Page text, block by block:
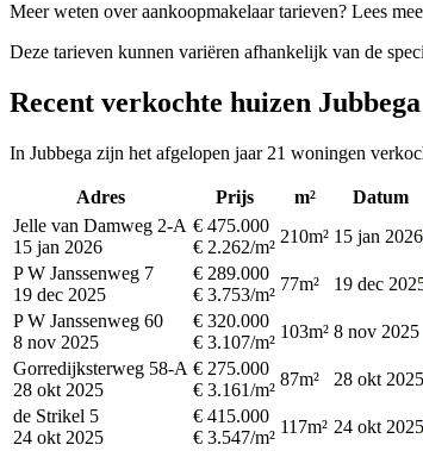
Meer weten over aankoopmakelaar tarieven? Lees
Deze tarieven kunnen variëren afhankelijk van de
Recent verkochte huizen Jubbega
In Jubbega zijn het afgelopen jaar 21 woningen
Adres Prijs m² Datum
Jelle van Damweg 2-A
15 jan 2026
€ 475.000
€ 2.262/m²
210m² 15 jan 2026
P W Janssenweg 7
19 dec 2025
€ 289.000
€ 3.753/m²
77m² 19 dec
P W Janssenweg 60
8 nov 2025
€ 320.000
€ 3.107/m²
103m² 8 nov 2025
Gorredijksterweg 58-A
28 okt 2025
€ 275.000
€ 3.161/m²
87m² 28 okt 2025
de Strikel 5
24 okt 2025
€ 415.000
€ 3.547/m²
117m² 24 okt 2025